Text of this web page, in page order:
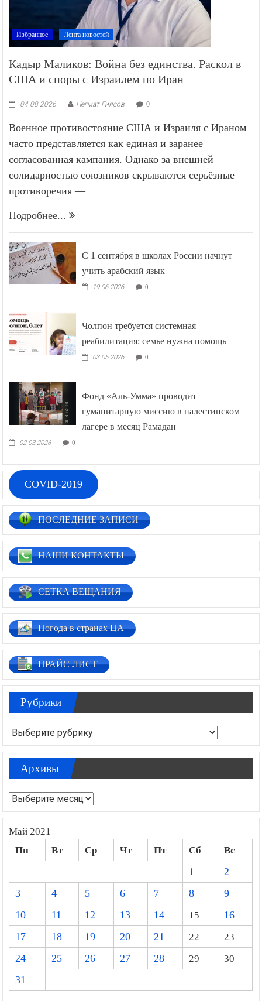
Избранное Лента новостей
Кадыр Маликов: Война без единства. Раскол в
США и споры с Израилем по Иран
04.08.2026 Негмат Гиясов 0
Военное противостояние США и Израиля с Ираном
часто представляется как единая и заранее
согласованная кампания. Однако за внешней
солидарностью союзников скрываются серьёзные
противоречия —
Подробнее...
С 1 сентября в школах России начнут
учить арабский язык
19.06.2026 0
Чолпон требуется системная
реабилитация: семье нужна помощь
03.05.2026 0
Фонд «Аль-Умма» проводит
гуманитарную миссию в палестинском
лагере в месяц Рамадан
02.03.2026 0
COVID-2019
ПОСЛЕДНИЕ ЗАПИСИ
НАШИ КОНТАКТЫ
СЕТКА ВЕЩАНИЯ
Погода в странах ЦА
ПРАЙС ЛИСТ
Рубрики
Рубрики
Архивы
Архивы
Май 2021
Пн Вт Ср Чт Пт Сб
Вс
1
2
3
4 5 6 7 8
9
10
11 12 13 14 15
16
17
18 19 20 21 22
23
24
25 26 27 28 29
30
31